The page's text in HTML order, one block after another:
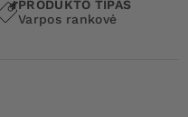
PRODUKTO TIPAS
Varpos rankovė